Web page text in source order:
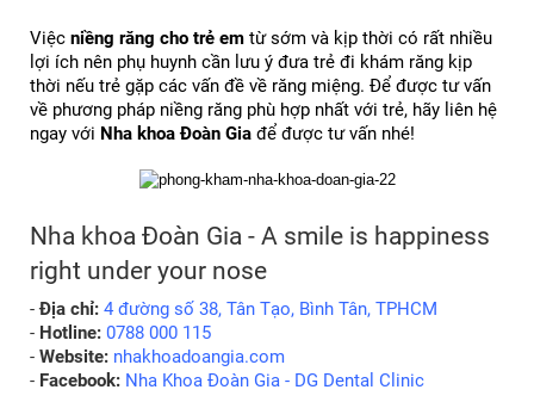
Việc niềng răng cho trẻ em từ sớm và kịp thời có rất nhiều
lợi ích nên phụ huynh cần lưu ý đưa trẻ đi khám răng kịp
thời nếu trẻ gặp các vấn đề về răng miệng. Để được tư vấn
về phương pháp niềng răng phù hợp nhất với trẻ, hãy liên hệ
ngay với Nha khoa Đoàn Gia để được tư vấn nhé!
Nha khoa Đoàn Gia - A smile is happiness
right under your nose
- Địa chỉ: 4 đường số 38, Tân Tạo, Bình Tân, TPHCM
- Hotline: 0788 000 115
- Website: nhakhoadoangia.com
- Facebook: Nha Khoa Đoàn Gia - DG Dental Clinic